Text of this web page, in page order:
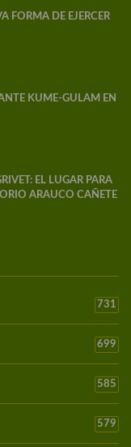
FORMA DE EJERCER
KUME-GULAM EN
EL LUGAR PARA
ARAUCO CAÑETE
731
699
585
579